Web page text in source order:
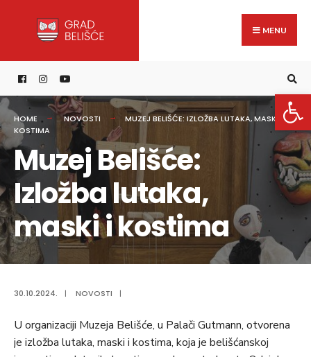
content
MENU
HOME NOVOSTI
MUZEJ BELIŠĆE: IZLOŽBA LUTAKA, MASKI I
KOSTIMA
Muzej Belišće:
Izložba lutaka,
maski i kostima
30.10.2024. | NOVOSTI |
U organizaciji Muzeja Belišće, u Palači Gutmann, otvorena
je izložba lutaka, maski i kostima, koja je belišćanskoj
for: